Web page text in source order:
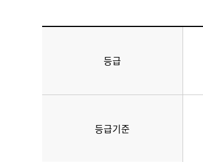
등급
등급기준